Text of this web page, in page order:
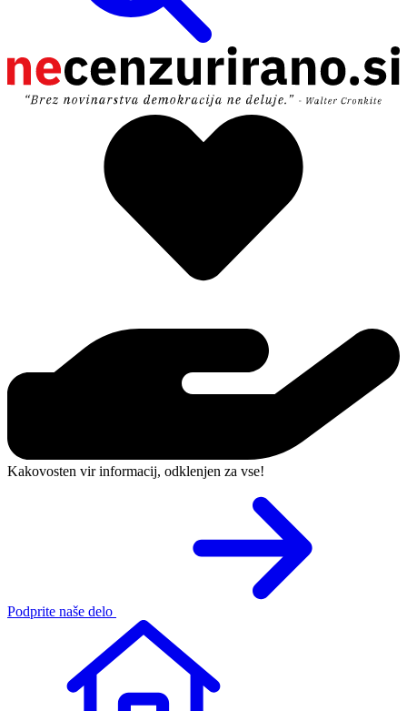
Kakovosten vir informacij, odklenjen za vse!
Podprite naše delo